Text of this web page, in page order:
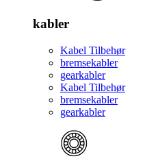
kabler
Kabel Tilbehør
bremsekabler
gearkabler
Kabel Tilbehør
bremsekabler
gearkabler